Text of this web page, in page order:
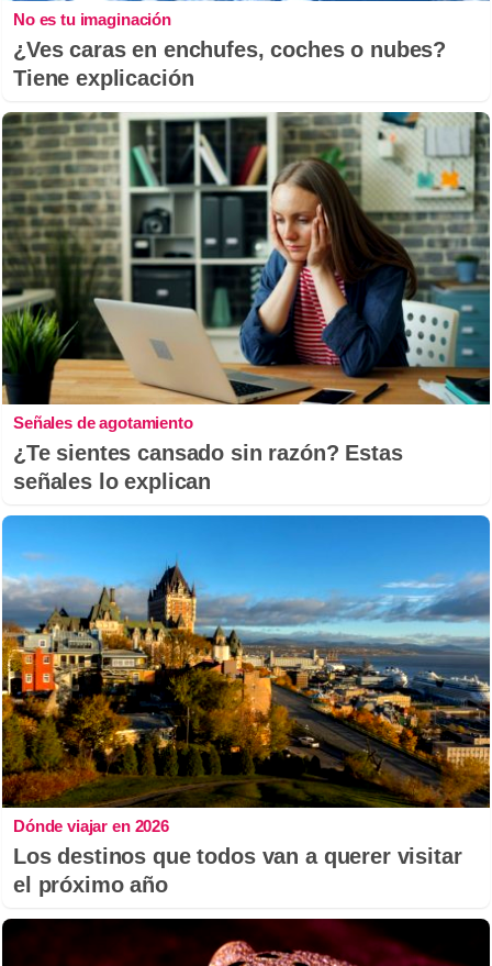
No es tu imaginación
¿Ves caras en enchufes, coches o nubes?
Tiene explicación
Señales de agotamiento
¿Te sientes cansado sin razón? Estas
señales lo explican
Dónde viajar en 2026
Los destinos que todos van a querer visitar
el próximo año